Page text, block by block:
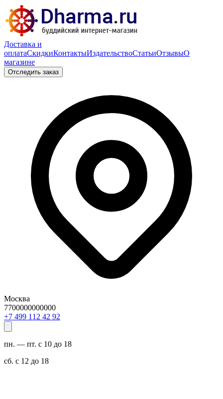
Доставка и
оплатаСкидкиКонтактыИздательствоСтатьиОтзывыО
магазине
Отследить заказ
Москва
7700000000000
29 24 211 994 7+
пн. — пт. с 10 до 18
сб. с 12 до 18